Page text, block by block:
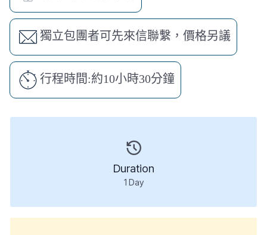
獨立包團者可先來信聯繫，價格另議
行程時間:約10小時30分鐘
Duration
1 Day